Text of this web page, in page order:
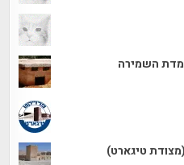
השמירה
טיגארט)